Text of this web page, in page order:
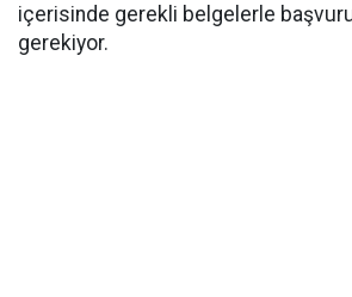
içerisinde gerekli belgelerle başvuru
gerekiyor.